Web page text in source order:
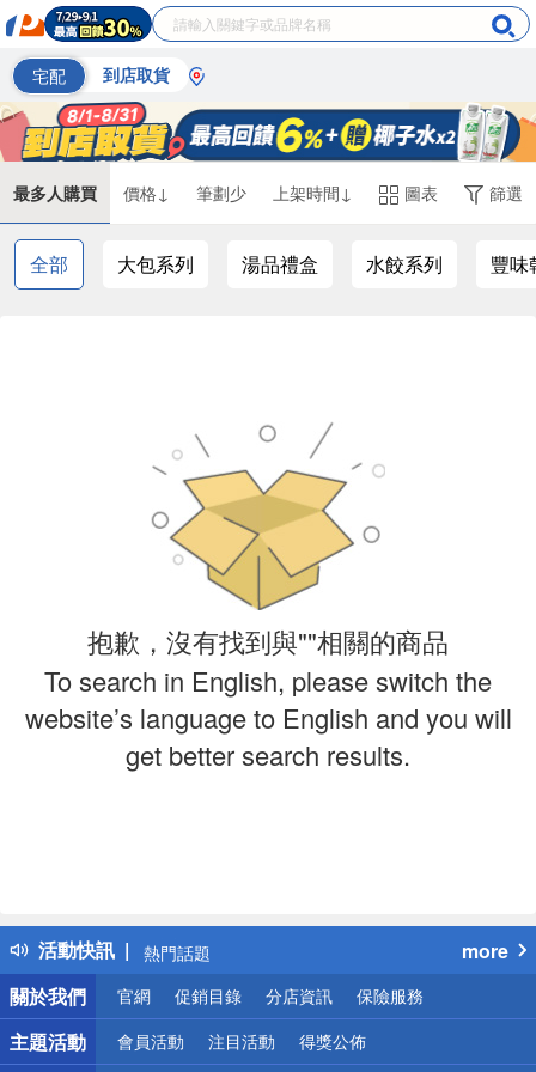
宅配 到店取貨
最多人購買 價格↓ 筆劃少 上架時間↓ 圖表 篩選
全部 大包系列 湯品禮盒 水餃系列 豐味
抱歉，沒有找到與""相關的商品
To search in English, please switch the
website’s language to English and you will
get better search results.
活動快訊
得獎公告
熱門話題
銀行優惠
偏遠地區配送
詐騙網頁！請小心！
more
關於我們
官網 促銷目錄 分店資訊 保險服務
主題活動 會員活動 注目活動 得獎公佈